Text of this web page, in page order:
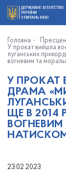
Головна
У прокат вийшла
луганських
вогневим та
У
ДРАМА
ЩЕ В 2014
23.02.2023